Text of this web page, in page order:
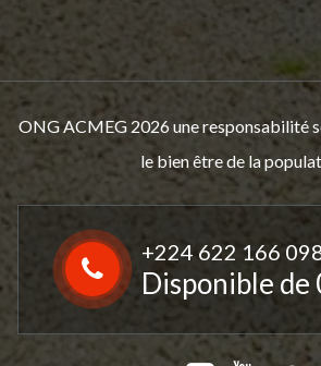
ONG ACMEG 2026 une responsabilité
le bien être de la
+224 622 166
Disponible de